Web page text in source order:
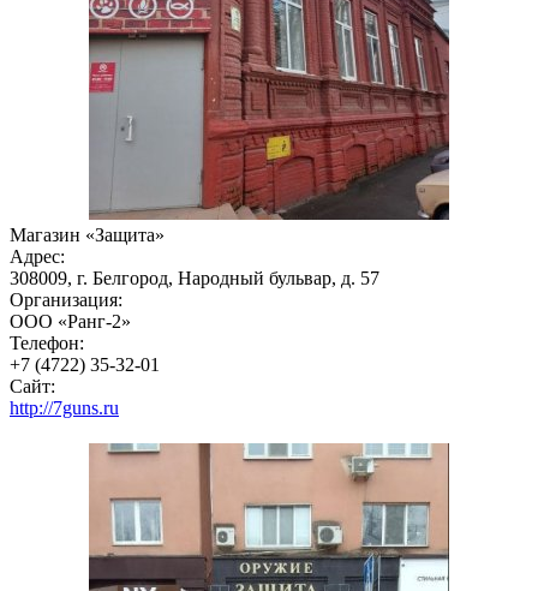
Магазин «Защита»
Адрес:
308009, г. Белгород, Народный бульвар, д. 57
Организация:
ООО «Ранг-2»
Телефон:
+7 (4722) 35-32-01
Сайт:
http://7guns.ru